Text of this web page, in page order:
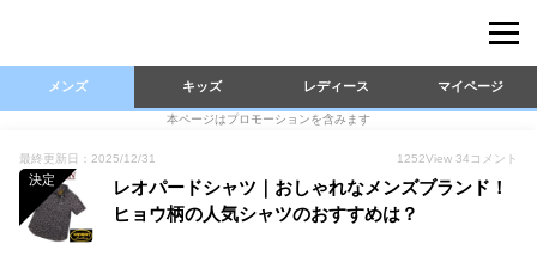
メンズ キッズ レディース マイページ
本ページはプロモーションを含みます
最終更新日：2025/12/31 1252View 34 コメント
決定
レオパードシャツ｜おしゃれなメンズブランド！
ヒョウ柄の人気シャツのおすすめは？